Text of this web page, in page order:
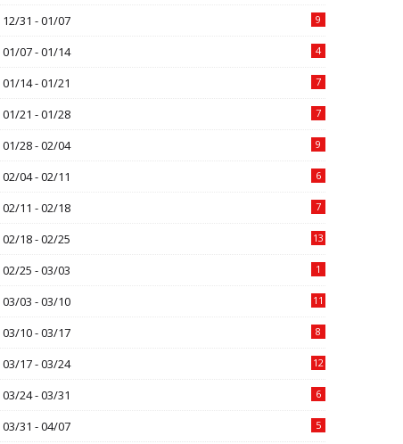
12/31 - 01/07 9
01/07 - 01/14 4
01/14 - 01/21 7
01/21 - 01/28 7
01/28 - 02/04 9
02/04 - 02/11 6
02/11 - 02/18 7
02/18 - 02/25 13
02/25 - 03/03 1
03/03 - 03/10 11
03/10 - 03/17 8
03/17 - 03/24 12
03/24 - 03/31 6
03/31 - 04/07 5